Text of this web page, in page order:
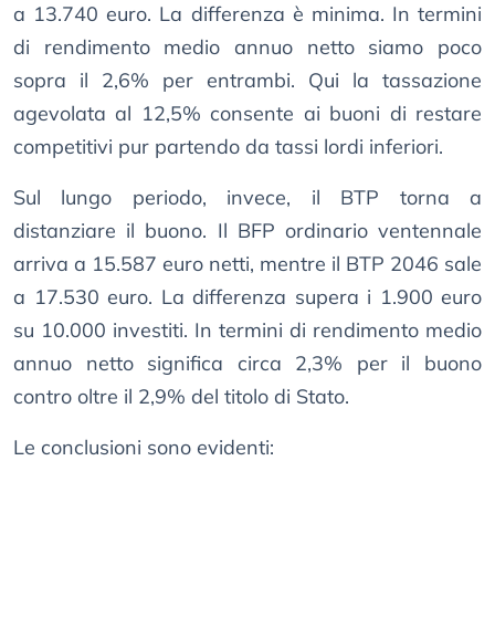
a 13.740 euro. La differenza è minima. In termini
di rendimento medio annuo netto siamo poco
sopra il 2,6% per entrambi. Qui la tassazione
agevolata al 12,5% consente ai buoni di restare
competitivi pur partendo da tassi lordi inferiori.
Sul lungo periodo, invece, il BTP torna a
distanziare il buono. Il BFP ordinario ventennale
arriva a 15.587 euro netti, mentre il BTP 2046 sale
a 17.530 euro. La differenza supera i 1.900 euro
su 10.000 investiti. In termini di rendimento medio
annuo netto significa circa 2,3% per il buono
contro oltre il 2,9% del titolo di Stato.
Le conclusioni sono evidenti: